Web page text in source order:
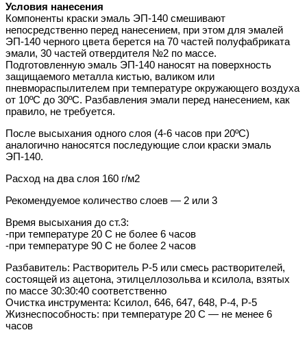
Условия нанесения
Компоненты краски эмаль ЭП-140 смешивают
непосредственно перед нанесением, при этом для эмалей
ЭП-140 черного цвета берется на 70 частей полуфабриката
эмали, 30 частей отвердителя №2 по массе.
Подготовленную эмаль ЭП-140 наносят на поверхность
защищаемого металла кистью, валиком или
пневмораспылителем при температуре окружающего воздуха
от 10ºС до 30ºС. Разбавления эмали перед нанесением, как
правило, не требуется.
После высыхания одного слоя (4-6 часов при 20ºС)
аналогично наносятся последующие слои краски эмаль
ЭП-140.
Расход на два слоя 160 г/м2
Рекомендуемое количество слоев — 2 или 3
Время высыхания до ст.3:
-при температуре 20 С не более 6 часов
-при температуре 90 С не более 2 часов
Разбавитель: Растворитель Р-5 или смесь растворителей,
состоящей из ацетона, этилцеллозольва и ксилола, взятых
по массе 30:30:40 соответственно
Очистка инструмента: Ксилол, 646, 647, 648, Р-4, Р-5
Жизнеспособность: при температуре 20 С — не менее 6
часов